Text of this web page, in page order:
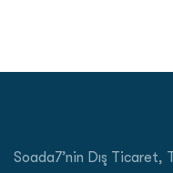
Soada7’nin Dış Ticaret,